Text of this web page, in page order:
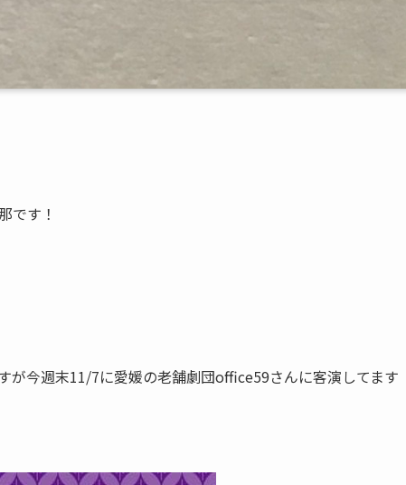
です！
が今週末11/7に愛媛の老舗劇団office59さんに客演してます